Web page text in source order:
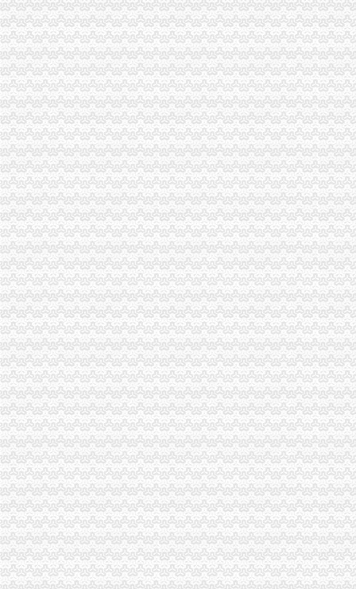
各区县局重庆代理报税扎实深入开展兴奋专项理工作
市重庆公司注销局副巡视员谭世贤到南川局检查指导工作
武隆局重庆代理记账鸭江工商所采取五条措施确保个协立运行
经开区局重庆代账公司三项措施加博会现场监管
彭水局重庆财务公司密切关注销返乡人员动态积做好稳定工作
市重庆发票申请督查组对渝中区奥运期间食品品安全工作提出要求
九龙坡局重庆公司注销四个方面规范招生招聘广告
沙坪坝局“两卡、三平台、四对接”重庆代账公司促进辖区民营经济又好又快发展
南川局重庆分公司注册三举措大力推进再就业工作
潼南局“五步”重庆分公司注册工作法化农资市场监管
市重庆代理记账局联合重庆仲裁委开展工商系统合同仲裁调解工作培训会
江北局重庆发票申请三项措施加固定形式印刷品广告监管
涪陵局重庆财务公司推进地方企业信用体系建设取得突破进展
九龙坡局重庆代理记账消保科获全国工商系统12315行政执法体系建设工作先进
市重庆代账公司督查组到巴南区督查迎奥运食品品安全整工作
市重庆分公司注册督查组督查奥运食品品安全保障工作
市重庆发票申请局举办财经知识研修班着力提升执法办案人员能力水平
市重庆分公司注册局推行干部考察员资格认证制度 干部考察工作须持证上岗宣
潼南县常务副县长张彬到潼南局重庆代账公司检查指导工作
大足局五举措贯彻落实市重庆进出口权局财务审计工作会议精
酉局加部门联动有效清除“文化垃圾”重庆代理报税
永川区分局“一制三关五重点”重庆进出口权扎实开展奥运期间安全生产工作
北碚局重庆进出口权三措力保奥运期间食品安全
黔江局重庆进出口权积备战渝东南片区文艺调演预赛
云局抓“三多”重庆代理记账支持企业争创重庆市著名商标
高新区局创新服务方式推出“工商服务引导台”重庆公司注销
合川局重庆财务公司七项举措化食品安全监管成效显著
南岸局长生桥所被总局授予“红盾护农”重庆财务公司先进单位称号
市重庆发票申请局谭世贤副巡视员督查大渡口区奥运期间食品安全工作
大足局重庆代理报税采取九大措施确保奥运期间食品安全
梁平局“123”重庆财务公司举措构建大外宣工作格局
市重庆代理报税局奥运火炬递筹办工作获市委市通报表彰
綦江县四措并举摘掉“销重灾区帽子”重庆财务公司
垫江局重庆公司注销造产业培训农村经纪人
市重庆分公司注册局举办期新闻报道骨干培训班